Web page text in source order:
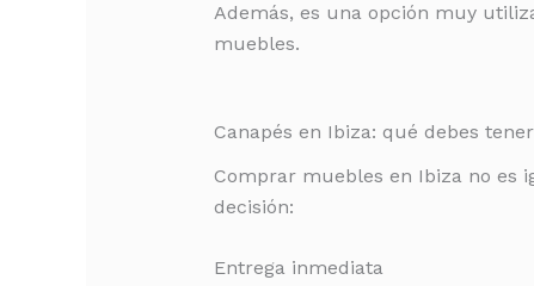
Además, es una opción muy
muebles.
Canapés en Ibiza: qué debes
Comprar muebles en Ibiza no es
decisión:
Entrega inmediata